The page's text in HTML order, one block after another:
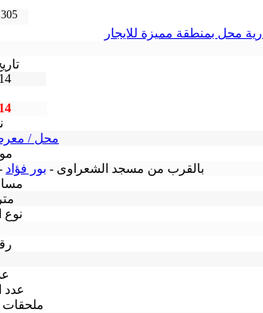
305
محل بمنطقة مميزة للايجار
محل / معرض
بالقرب من مسجد الشعراوى - بور فؤاد
25
عدد
ملحقات